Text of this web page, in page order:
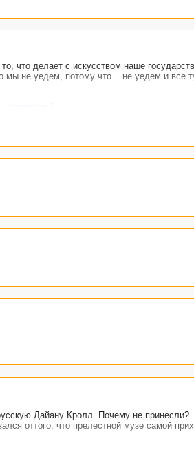
что делает с искусством наше
мы не уедем, потому что... не уедем и все
Дайану Кролл. Почему не принесли?
оттого, что прелестной музе самой